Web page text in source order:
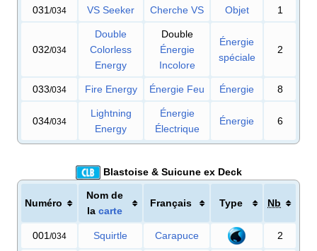
031 /034 VS Seeker Cherche VS Objet 1
032/034
Double
Colorless
Energy
Double
Énergie
Incolore
Énergie
spéciale
2
033/034 Fire Energy Énergie Feu Énergie 8
034/034
Lightning
Energy
Énergie
Électrique
Énergie 6
Blastoise & Suicune ex Deck
Numéro
Nom de
la carte
Français Type Nb
001 /034 Squirtle Carapuce 2